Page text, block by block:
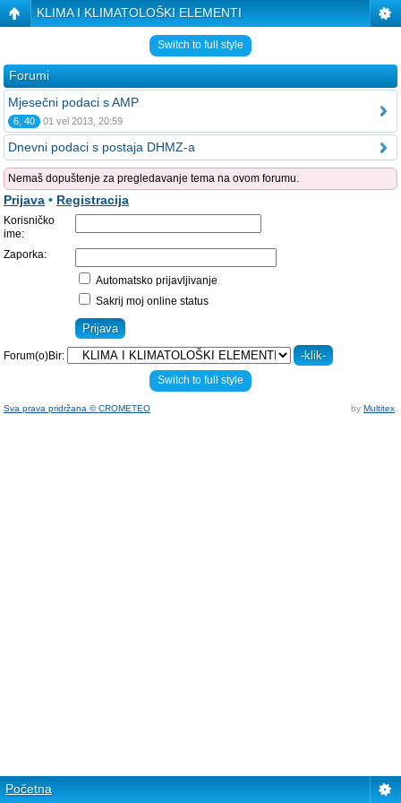
KLIMA I KLIMATOLOŠKI ELEMENTI
Switch to full style
Forumi
Mjesečni podaci s AMP
6, 40 01 vel 2013, 20:59
Dnevni podaci s postaja DHMZ-a
Nemaš dopuštenje za pregledavanje tema na ovom forumu.
Prijava • Registracija
Korisničko
ime:
Zaporka:
Automatsko prijavljivanje
Sakrij moj online status
Forum(o)Bir:
Switch to full style
Sva prava pridržana © CROMETEO by Multitex
Početna